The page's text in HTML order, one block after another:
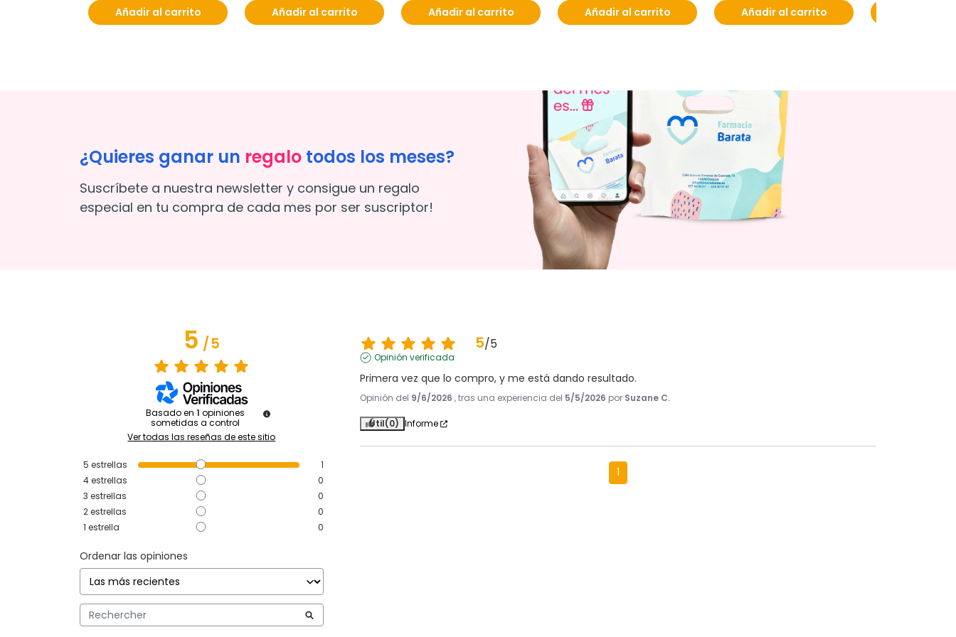
Añadir al carrito Añadir al carrito Añadir al carrito Añadir al carrito Añadir al carrito
¿Quieres ganar un regalo todos los meses?
Suscríbete a nuestra newsletter y consigue un regalo
especial en tu compra de cada mes por ser suscriptor!
5/5
Basado en 1 opiniones
sometidas a control
Ver todas las reseñas de este sitio
5 estrellas
1
4estrellas
0
3 estrellas
0
2estrellas
0
1 estrella 0
Ordenar las opiniones
5/5
Opinión verificada
Primera vez que lo compro, y me está dando resultado.
Opinión del 9/6/2026 , tras una experiencia del 5/5/2026 por Suzane C.
Útil(0) Informe
1